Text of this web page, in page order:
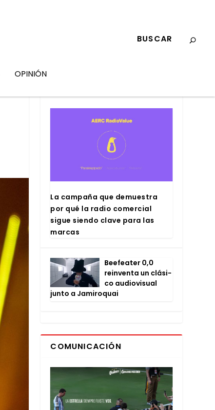
OPINIÓN
La cam­pa­ña que demues­tra
por qué la radio comer­cial
sigue sien­do cla­ve para las
mar­cas
Bee­fea­ter 0,0
rein­ven­ta un clá­si­
co audio­vi­sual
jun­to a Jami­ro­quai
COMUNICACIÓN